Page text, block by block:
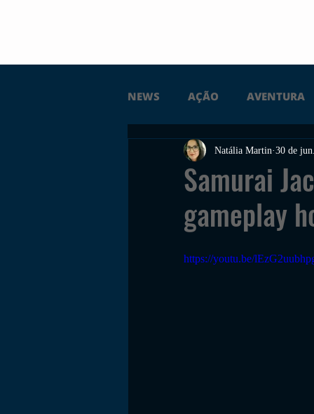
NEWS AÇÃO AVENTURA
FICÇÃO TERROR PC
TRAILER PLATAFORMA
SOBREVIVÊNCIA
Samurai
gameplay
Natália Martin 30 de
https://youtu.be/